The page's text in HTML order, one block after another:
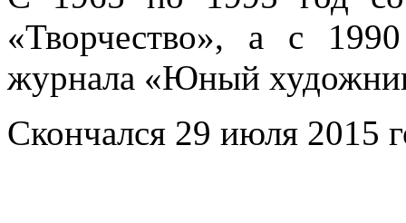
«Творчество», а с
журнала «Юный
Скончался 29 июля 2015